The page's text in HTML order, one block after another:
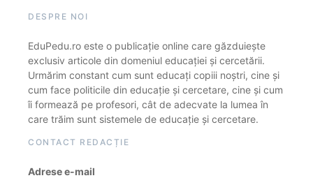
DESPRE NOI
EduPedu.ro este o publicație online care găzduiește
exclusiv articole din domeniul educației și cercetării.
Urmărim constant cum sunt educați copiii noștri, cine și
cum face politicile din educație și cercetare, cine și cum
îi formează pe profesori, cât de adecvate la lumea în
care trăim sunt sistemele de educație și cercetare.
CONTACT REDACȚIE
Adrese e-mail